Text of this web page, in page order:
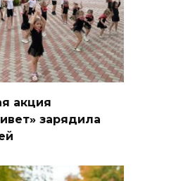
акция
зарядила